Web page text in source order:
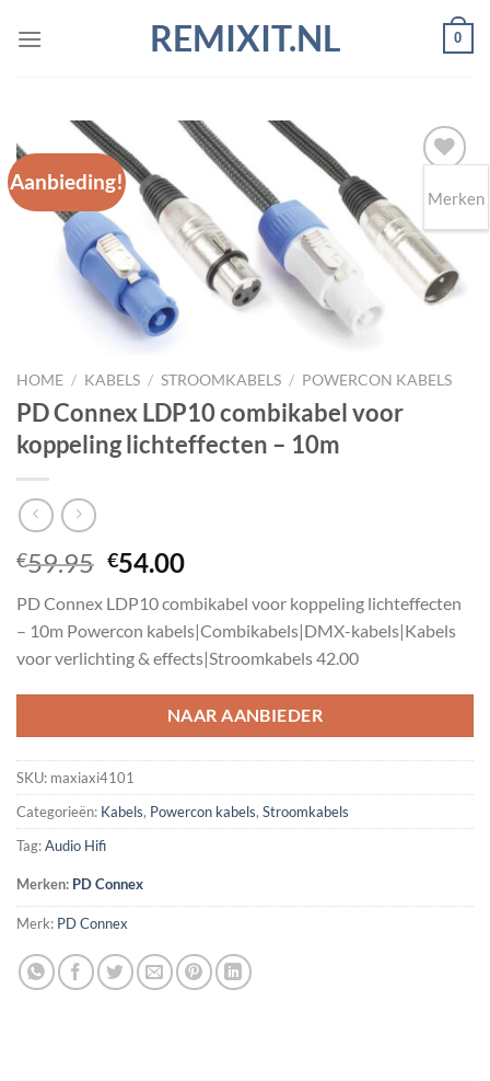
naar
REMIXIT.NL 0
Aanbieding!
Toevoegen
aan
wenslijst
HOME / KABELS / STROOMKABELS / POWERCON KABELS
PD Connex LDP10 combikabel voor
koppeling lichteffecten – 10m
€59.95 Oorspronkelijke
was:
€59.95.
€54.00Huidige
is:
€54.00.
PD Connex LDP10 combikabel voor koppeling lichteffecten
– 10m Powercon kabels|Combikabels|DMX-kabels|Kabels
voor verlichting & effects|Stroomkabels 42.00
NAAR AANBIEDER
SKU: maxiaxi4101
Categorieën: Kabels, Powercon kabels, Stroomkabels
Tag:Audio Hifi
Merken: PD Connex
Merk: PD Connex
Merken